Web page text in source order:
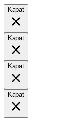
Kapat
Kapat
Kapat
Kapat